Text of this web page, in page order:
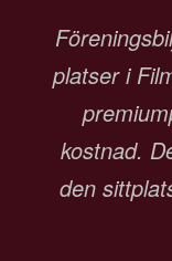
platser i
kostnad.
den